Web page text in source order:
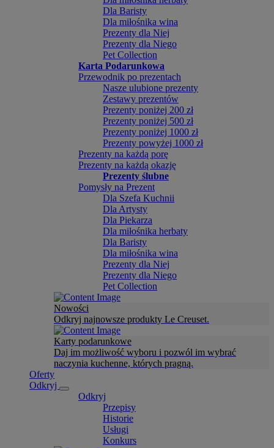
Dla Baristy
Dla miłośnika wina
Prezenty dla Niej
Prezenty dla Niego
Pet Collection
Karta Podarunkowa
Przewodnik po prezentach
Nasze ulubione prezenty
Zestawy prezentów
Prezenty poniżej 200 zł
Prezenty poniżej 500 zł
Prezenty poniżej 1000 zł
Prezenty powyżej 1000 zł
Prezenty na każdą porę
Prezenty na każdą okazję
Prezenty ślubne
Pomysły na Prezent
Dla Szefa Kuchnii
Dla Artysty
Dla Piekarza
Dla miłośnika herbaty
Dla Baristy
Dla miłośnika wina
Prezenty dla Niej
Prezenty dla Niego
Pet Collection
Nowości
Odkryj najnowsze produkty Le Creuset.
Karty podarunkowe
Daj im możliwość wyboru i pozwól im wybrać
naczynia kuchenne, których pragną.
Oferty
Odkryj
Odkryj
Przepisy
Historie
Usługi
Konkurs